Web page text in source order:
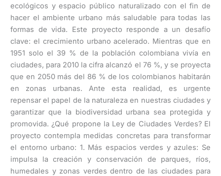
ecológicos y espacio público naturalizado con el fin de
hacer el ambiente urbano más saludable para todas las
formas de vida. Este proyecto responde a un desafío
clave: el crecimiento urbano acelerado. Mientras que en
1951 solo el 39 % de la población colombiana vivía en
ciudades, para 2010 la cifra alcanzó el 76 %, y se proyecta
que en 2050 más del 86 % de los colombianos habitarán
en zonas urbanas. Ante esta realidad, es urgente
repensar el papel de la naturaleza en nuestras ciudades y
garantizar que la biodiversidad urbana sea protegida y
promovida. ¿Qué propone la Ley de Ciudades Verdes? El
proyecto contempla medidas concretas para transformar
el entorno urbano: 1. Más espacios verdes y azules: Se
impulsa la creación y conservación de parques, ríos,
humedales y zonas verdes dentro de las ciudades para